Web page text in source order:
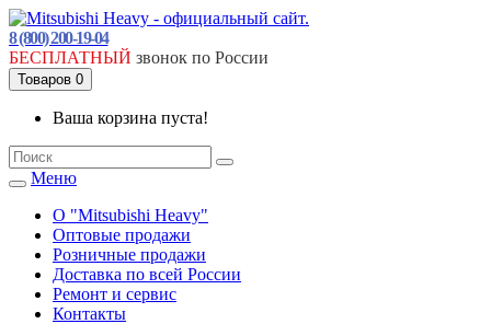
8 (800) 200-19-04
БЕСПЛАТНЫЙ звонок по России
Товаров 0
Ваша корзина пуста!
Меню
О "Mitsubishi Heavy"
Оптовые продажи
Розничные продажи
Доставка по всей России
Ремонт и сервис
Контакты